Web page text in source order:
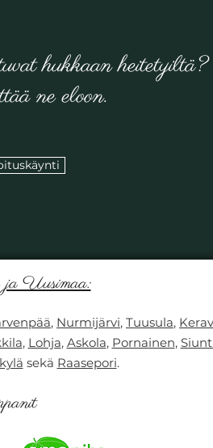
hukkaan heitetyiltä?
ne eloon.
ja Uusimaa:
, Nurmijärvi, Tuusula,
, Lohja, Askola, Pornainen,
sekä Raasepori.